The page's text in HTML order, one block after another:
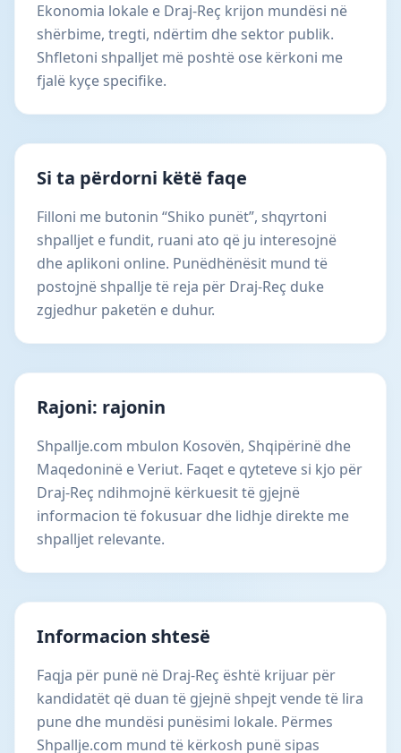
Ekonomia lokale e Draj-Reç krijon mundësi në
shërbime, tregti, ndërtim dhe sektor publik.
Shfletoni shpalljet më poshtë ose kërkoni me
fjalë kyçe specifike.
Si ta përdorni këtë faqe
Filloni me butonin “Shiko punët”, shqyrtoni
shpalljet e fundit, ruani ato që ju interesojnë
dhe aplikoni online. Punëdhënësit mund të
postojnë shpallje të reja për Draj-Reç duke
zgjedhur paketën e duhur.
Rajoni: rajonin
Shpallje.com mbulon Kosovën, Shqipërinë dhe
Maqedoninë e Veriut. Faqet e qyteteve si kjo për
Draj-Reç ndihmojnë kërkuesit të gjejnë
informacion të fokusuar dhe lidhje direkte me
shpalljet relevante.
Informacion shtesë
Faqja për punë në Draj-Reç është krijuar për
kandidatët që duan të gjejnë shpejt vende të lira
pune dhe mundësi punësimi lokale. Përmes
Shpallje.com mund të kërkosh punë sipas